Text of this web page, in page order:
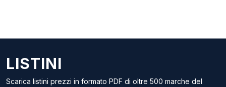
LISTINI
Scarica listini prezzi in formato PDF di oltre 500 marche del